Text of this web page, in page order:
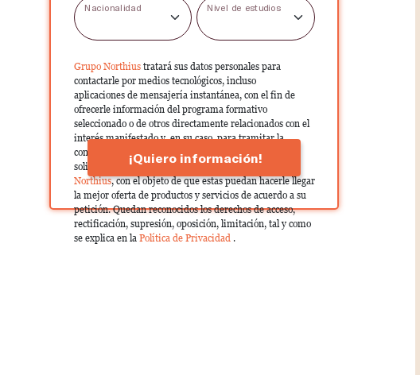
Nacionalidad Nivel de estudios
Grupo Northius tratará sus datos personales para
contactarle por medios tecnológicos, incluso
aplicaciones de mensajería instantánea, con el fin de
ofrecerle información del programa formativo
seleccionado o de otros directamente relacionados con el
interés manifestado y, en su caso, para tramitar la
contratación correspondiente. Compartiremos su
solicitud con las empresas que conforman elGrupo
Northius, con el objeto de que estas puedan hacerle llegar
la mejor oferta de productos y servicios de acuerdo a su
petición. Quedan reconocidos los derechos de acceso,
rectificación, supresión, oposición, limitación, tal y como
se explica en la Política de Privacidad .
¡Quiero información!